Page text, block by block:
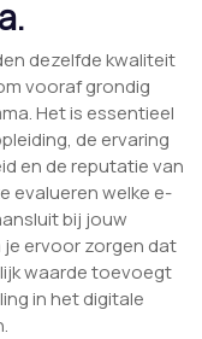
dezelfde kwaliteit
vooraf grondig
Het is essentieel
de ervaring
en de reputatie van
evalueren welke e-
bij jouw
ervoor zorgen dat
waarde toevoegt
in het digitale